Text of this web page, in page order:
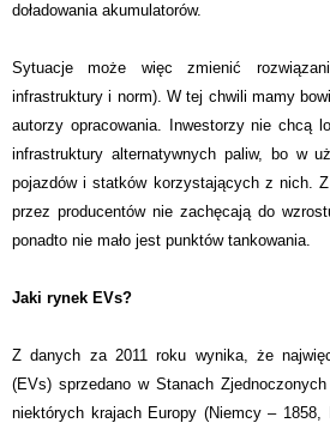
doładowania akumulatorów.
Sytuacje może więc zmienić
infrastruktury i norm). W tej chwili mamy
autorzy opracowania. Inwestorzy nie chcą
infrastruktury alternatywnych paliw, bo w
pojazdów i statków korzystających z nich.
przez producentów nie zachęcają do
ponadto nie mało jest punktów tankowania.
Jaki rynek EVs?
Z danych za 2011 roku wynika, że
(EVs) sprzedano w Stanach
niektórych krajach Europy (Niemcy – 1858,